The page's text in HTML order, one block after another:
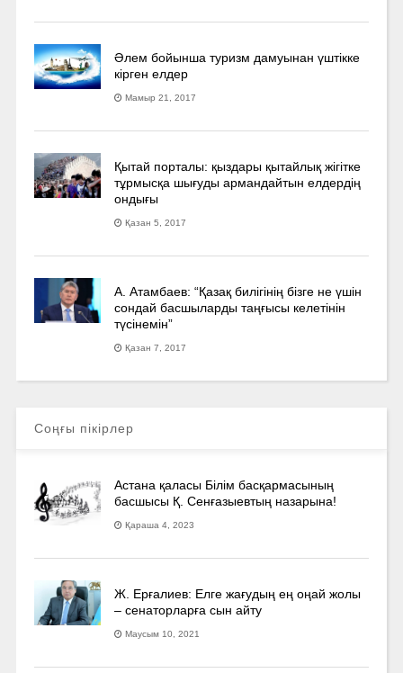
Әлем бойынша туризм дамуынан үштікке
кірген елдер
Мамыр 21, 2017
Қытай порталы: қыздары қытайлық жігітке
тұрмысқа шығуды армандайтын елдердің
ондығы
Қазан 5, 2017
А. Атамбаев: “Қазақ билігінің бізге не үшін
сондай басшыларды таңғысы келетінін
түсінемін”
Қазан 7, 2017
Соңғы пікірлер
Астана қаласы Білім басқармасының
басшысы Қ. Сенғазыевтың назарына!
Қараша 4, 2023
Ж. Ерғалиев: Елге жағудың ең оңай жолы
– сенаторларға сын айту
Маусым 10, 2021